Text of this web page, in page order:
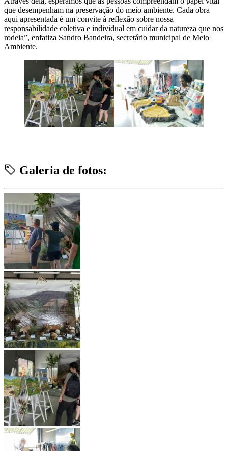
que desempenham na preservação do meio ambiente. Cada obra
aqui apresentada é um convite à reflexão sobre nossa
responsabilidade coletiva e individual em cuidar da natureza que nos
rodeia”, enfatiza Sandro Bandeira, secretário municipal de Meio
Ambiente.
Galeria de fotos: